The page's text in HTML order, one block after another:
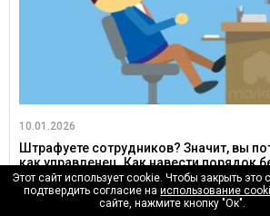
10.01.2026
Штрафуете сотрудников? Значит, вы
как управленец. Как навести порядок
0 12756
Этот сайт использует cookie. Чтобы закрыть это
подтвердить согласие наиспользование
сайте, нажмите кнопку "Ок".